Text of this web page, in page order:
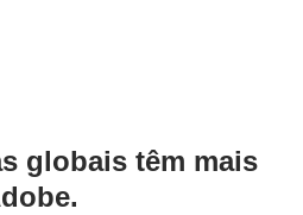
globais têm mais